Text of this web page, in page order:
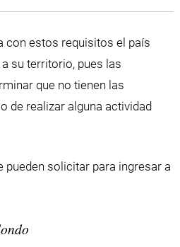
con estos requisitos el país
su territorio, pues las
que no tienen las
de realizar alguna actividad
pueden solicitar para ingresar a